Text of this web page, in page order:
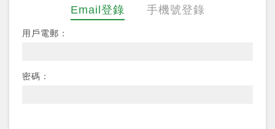
Email登錄 手機號登錄
用戶電郵：
密碼：